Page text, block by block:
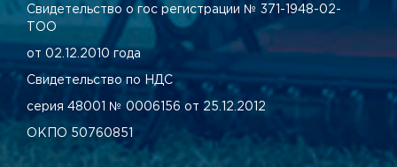
Свидетельство о гос регистрации № 371-1948-02-
ТОО
от 02.12.2010 года
Свидетельство по НДС
серия 48001 № 0006156 от 25.12.2012
ОКПО 50760851